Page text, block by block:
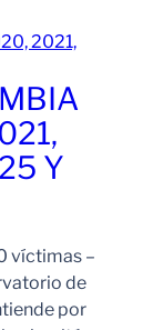
Y
víctimas –
de
por